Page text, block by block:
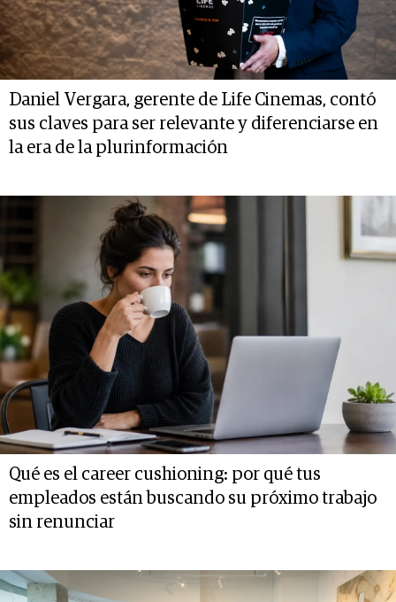
Daniel Vergara, gerente de Life Cinemas, contó
sus claves para ser relevante y diferenciarse en
la era de la plurinformación
Qué es el career cushioning: por qué tus
empleados están buscando su próximo trabajo
sin renunciar